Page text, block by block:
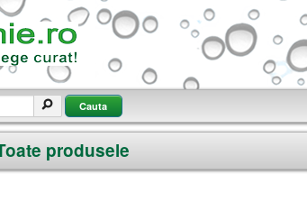
produsele